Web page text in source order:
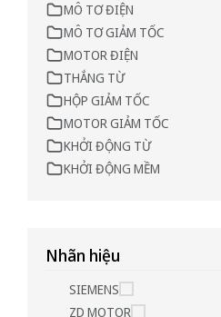
MÔ TƠ ĐIỆN
MÔ TƠ GIẢM TỐC
MOTOR ĐIỆN
THẮNG TỪ
HỘP GIẢM TỐC
MOTOR GIẢM TỐC
KHỞI ĐỘNG TỪ
KHỞI ĐỘNG MỀM
Nhãn hiệu
SIEMENS
ZD MOTOR